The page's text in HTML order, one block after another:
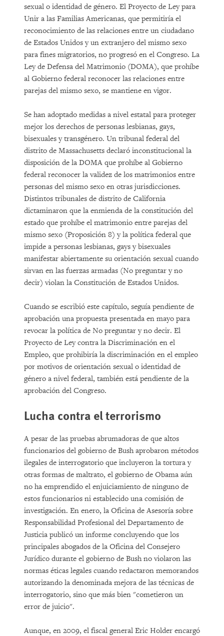
sexual o identidad de género. El Proyecto de Ley para
Unir a las Familias Americanas, que permitiría el
reconocimiento de las relaciones entre un ciudadano
de Estados Unidos y un extranjero del mismo sexo
para fines migratorios, no progresó en el Congreso. La
Ley de Defensa del Matrimonio (DOMA), que prohíbe
al Gobierno federal reconocer las relaciones entre
parejas del mismo sexo, se mantiene en vigor.
Se han adoptado medidas a nivel estatal para proteger
mejor los derechos de personas lesbianas, gays,
bisexuales y transgénero. Un tribunal federal del
distrito de Massachusetts declaró inconstitucional la
disposición de la DOMA que prohíbe al Gobierno
federal reconocer la validez de los matrimonios entre
personas del mismo sexo en otras jurisdicciones.
Distintos tribunales de distrito de California
dictaminaron que la enmienda de la constitución del
estado que prohíbe el matrimonio entre parejas del
mismo sexo (Proposición 8) y la política federal que
impide a personas lesbianas, gays y bisexuales
manifestar abiertamente su orientación sexual cuando
sirvan en las fuerzas armadas (No preguntar y no
decir) violan la Constitución de Estados Unidos.
Cuando se escribió este capítulo, seguía pendiente de
aprobación una propuesta presentada en mayo para
revocar la política de No preguntar y no decir. El
Proyecto de Ley contra la Discriminación en el
Empleo, que prohibiría la discriminación en el empleo
por motivos de orientación sexual o identidad de
género a nivel federal, también está pendiente de la
aprobación del Congreso.
Lucha contra el terrorismo
A pesar de las pruebas abrumadoras de que altos
funcionarios del gobierno de Bush aprobaron métodos
ilegales de interrogatorio que incluyeron la tortura y
otras formas de maltrato, el gobierno de Obama aún
no ha emprendido el enjuiciamiento de ninguno de
estos funcionarios ni establecido una comisión de
investigación. En enero, la Oficina de Asesoría sobre
Responsabilidad Profesional del Departamento de
Justicia publicó un informe concluyendo que los
principales abogados de la Oficina del Consejero
Jurídico durante el gobierno de Bush no violaron las
normas éticas legales cuando redactaron memorandos
autorizando la denominada mejora de las técnicas de
interrogatorio, sino que más bien "cometieron un
error de juicio".
Aunque, en 2009, el fiscal general Eric Holder encargó